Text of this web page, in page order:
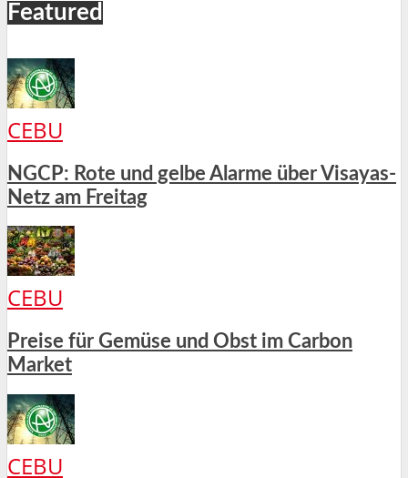
Featured
CEBU
NGCP: Rote und gelbe Alarme über Visayas-
Netz am Freitag
CEBU
Preise für Gemüse und Obst im Carbon
Market
CEBU